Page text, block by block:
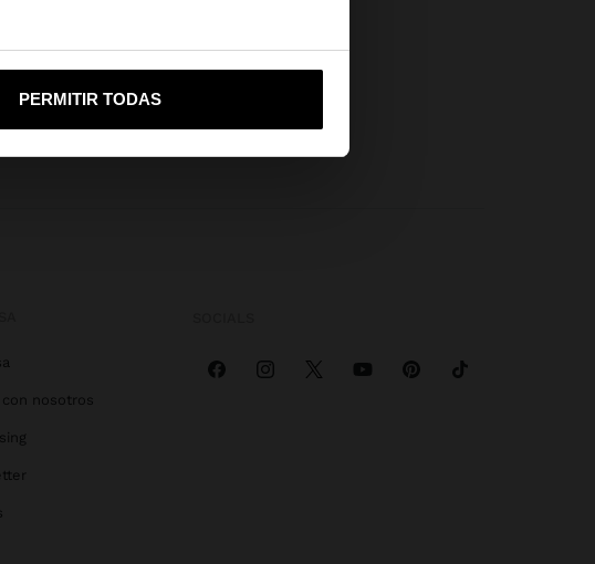
PERMITIR TODAS
Sí, llévame a United States
con nosotros